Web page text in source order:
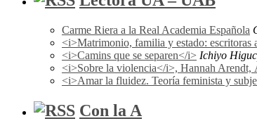
Carme Riera a la Real Academia Española
<i>Matrimonio, familia y estado:
<i>Camins que se separen</i> Ichiyo
<i>Sobre la violencia</i>, Hannah Arendt,
<i>Amar la fluidez. Teoría feminista y
Con la A